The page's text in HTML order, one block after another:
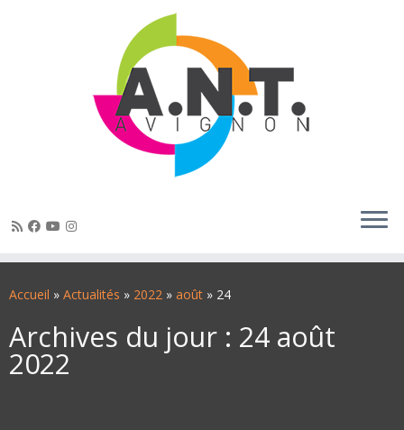
auAccueil » Actualités » 2022 » août » 24
Archives du jour : 24 août
2022